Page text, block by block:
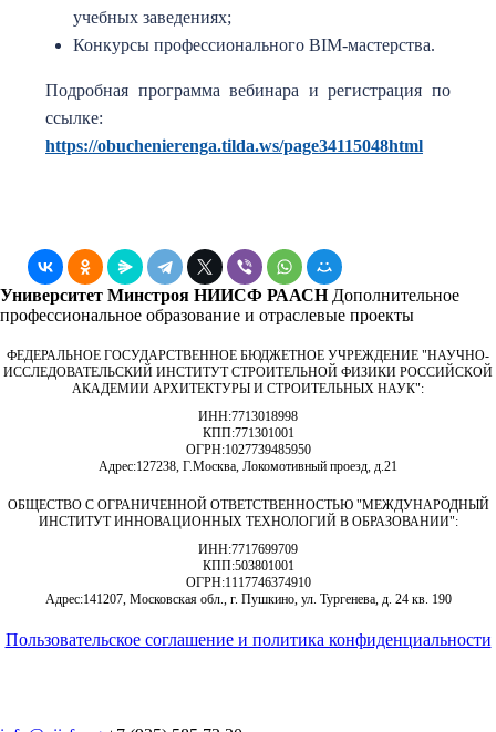
учебных заведениях;
Конкурсы профессионального BIM-мастерства.
Подробная программа вебинара и регистрация по
ссылке:
https://obuchenierenga.tilda.ws/page34115048html
Университет Минстроя НИИСФ РААСН Дополнительное
профессиональное образование и отраслевые проекты
ФЕДЕРАЛЬНОЕ ГОСУДАРСТВЕННОЕ БЮДЖЕТНОЕ УЧРЕЖДЕНИЕ "НАУЧНО-
ИССЛЕДОВАТЕЛЬСКИЙ ИНСТИТУТ СТРОИТЕЛЬНОЙ ФИЗИКИ РОССИЙСКОЙ
АКАДЕМИИ АРХИТЕКТУРЫ И СТРОИТЕЛЬНЫХ НАУК":
ИНН:7713018998
КПП:771301001
ОГРН:1027739485950
Адрес:127238, Г.Москва, Локомотивный проезд, д.21
ОБЩЕСТВО С ОГРАНИЧЕННОЙ ОТВЕТСТВЕННОСТЬЮ "МЕЖДУНАРОДНЫЙ
ИНСТИТУТ ИННОВАЦИОННЫХ ТЕХНОЛОГИЙ В ОБРАЗОВАНИИ":
ИНН:7717699709
КПП:503801001
ОГРН:1117746374910
Адрес:141207, Московская обл., г. Пушкино, ул. Тургенева, д. 24 кв. 190
Пользовательское соглашение и политика конфиденциальности